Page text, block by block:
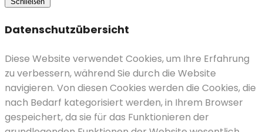
Datenschutzübersicht
Diese Website verwendet Cookies, um Ihre Erfahrung
zu verbessern, während Sie durch die Website
navigieren. Von diesen Cookies werden die Cookies, die
nach Bedarf kategorisiert werden, in Ihrem Browser
gespeichert, da sie für das Funktionieren der